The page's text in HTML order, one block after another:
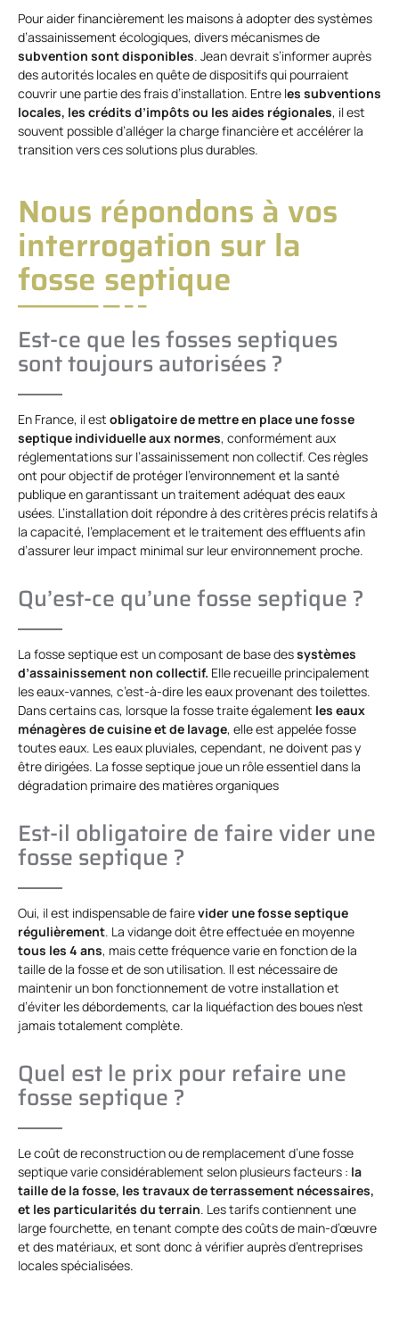
Pour aider financièrement les maisons à adopter des systèmes
d’assainissement écologiques, divers mécanismes de
subvention sont disponibles. Jean devrait s’informer auprès
des autorités locales en quête de dispositifs qui pourraient
couvrir une partie des frais d’installation. Entre les subventions
locales, les crédits d’impôts ou les aides régionales, il est
souvent possible d’alléger la charge financière et accélérer la
transition vers ces solutions plus durables.
Nous répondons à vos
interrogation sur la
fosse septique
Est-ce que les fosses septiques
sont toujours autorisées ?
En France, il est obligatoire de mettre en place une fosse
septique individuelle aux normes, conformément aux
réglementations sur l’assainissement non collectif. Ces règles
ont pour objectif de protéger l’environnement et la santé
publique en garantissant un traitement adéquat des eaux
usées. L’installation doit répondre à des critères précis relatifs à
la capacité, l’emplacement et le traitement des effluents afin
d’assurer leur impact minimal sur leur environnement proche.
Qu’est-ce qu’une fosse septique ?
La fosse septique est un composant de base dessystèmes
d’assainissement non collectif. Elle recueille principalement
les eaux-vannes, c’est-à-dire les eaux provenant des toilettes.
Dans certains cas, lorsque la fosse traite également les eaux
ménagères de cuisine et de lavage, elle est appelée fosse
toutes eaux. Les eaux pluviales, cependant, ne doivent pas y
être dirigées. La fosse septique joue un rôle essentiel dans la
dégradation primaire des matières organiques
Est-il obligatoire de faire vider une
fosse septique ?
Oui, il est indispensable de fairevider une fosse septique
régulièrement. La vidange doit être effectuée en moyenne
tous les 4 ans, mais cette fréquence varie en fonction de la
taille de la fosse et de son utilisation. Il est nécessaire de
maintenir un bon fonctionnement de votre installation et
d’éviter les débordements, car la liquéfaction des boues n’est
jamais totalement complète.
Quel est le prix pour refaire une
fosse septique ?
Le coût de reconstruction ou de remplacement d’une fosse
septique varie considérablement selon plusieurs facteurs : la
taille de la fosse, les travaux de terrassement nécessaires,
et les particularités du terrain. Les tarifs contiennent une
large fourchette, en tenant compte des coûts de main-d’œuvre
et des matériaux, et sont donc à vérifier auprès d’entreprises
locales spécialisées.